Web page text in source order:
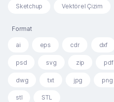
Sketchup Vektörel Çizim
Format
ai eps cdr dxf
psd svg zip pdf
dwg txt jpg png
stl STL